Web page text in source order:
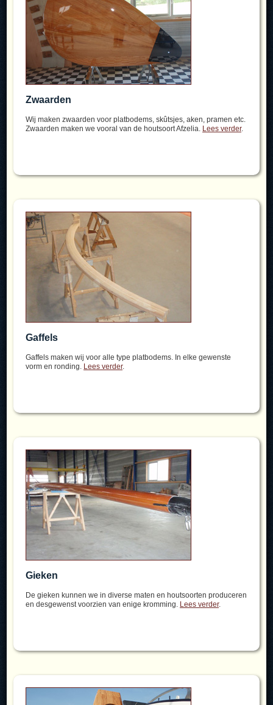
Zwaarden
Wij maken zwaarden voor platbodems, skûtsjes, aken, pramen etc.
Zwaarden maken we vooral van de houtsoort Afzelia. Lees verder.
Gaffels
Gaffels maken wij voor alle type platbodems. In elke gewenste
vorm en ronding. Lees verder.
Gieken
De gieken kunnen we in diverse maten en houtsoorten produceren
en desgewenst voorzien van enige kromming. Lees verder.